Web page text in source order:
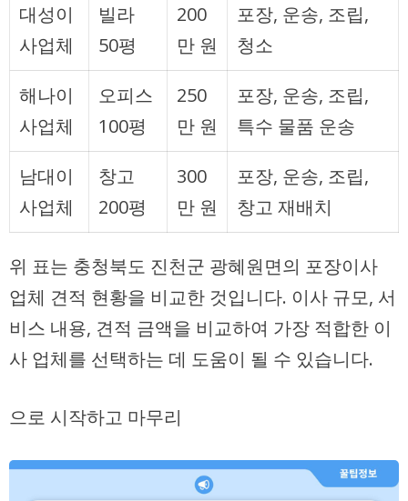
대성이
사업체
빌라
50평
200
만 원
포장, 운송, 조립,
청소
해나이
사업체
오피스
100평
250
만 원
포장, 운송, 조립,
특수 물품 운송
남대이
사업체
창고
200평
300
만 원
포장, 운송, 조립,
창고 재배치
위 표는 충청북도 진천군 광혜원면의 포장이사
업체 견적 현황을 비교한 것입니다. 이사 규모, 서
비스 내용, 견적 금액을 비교하여 가장 적합한 이
사 업체를 선택하는 데 도움이 될 수 있습니다.
으로 시작하고 마무리